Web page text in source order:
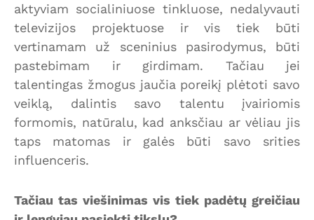
aktyviam socialiniuose tinkluose, nedalyvauti
televizijos projektuose ir vis tiek būti
vertinamam už sceninius pasirodymus, būti
pastebimam ir girdimam. Tačiau jei
talentingas žmogus jaučia poreikį plėtoti savo
veiklą, dalintis savo talentu įvairiomis
formomis, natūralu, kad anksčiau ar vėliau jis
taps matomas ir galės būti savo srities
influenceris.
Tačiau tas viešinimas vis tiek padėtų greičiau